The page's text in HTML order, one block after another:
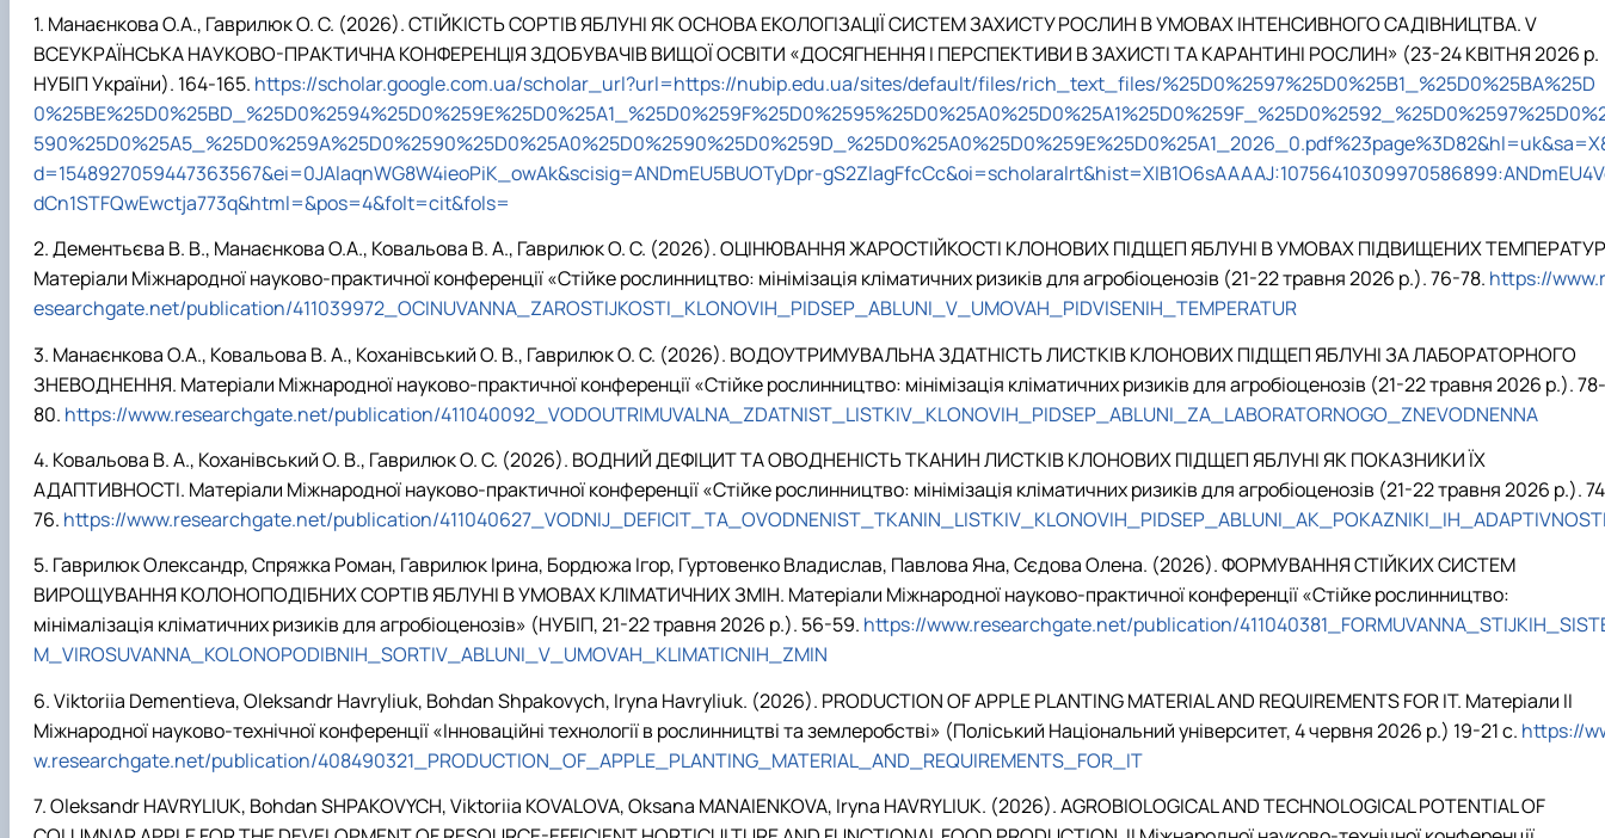
Манаєнкова О.А., Гаврилюк О. С. (2026). СТІЙКІСТЬ СОРТІВ ЯБЛУНІ ЯК ОСНОВА ЕКОЛОГІЗАЦІЇ СИСТЕМ ЗАХИСТУ РОСЛИН В УМОВАХ ІНТЕНСИВНОГО САДІВНИЦТВА. V
ВСЕУКРАЇНСЬКА НАУКОВО-ПРАКТИЧНА КОНФЕРЕНЦІЯ ЗДОБУВАЧІВ ВИЩОЇ ОСВІТИ «ДОСЯГНЕННЯ І ПЕРСПЕКТИВИ В ЗАХИСТІ ТА КАРАНТИНІ РОСЛИН» (23-24 КВІТНЯ 2026 р.
НУБІП України). 164-165. https://scholar.google.com.ua/scholar_url?url=https://nubip.edu.ua/sites/default/files/rich_text_files/%25D0%2597%25D0%25B1_%25D0%25BA%25D
d=1548927059447363567&ei=0JAlaqnWG8W4ieoPiK_owAk&scisig=ANDmEU5BUOTyDpr-
dCn1STFQwEwctja773q&html=&pos=4&folt=cit&fols=
Дементьєва В. В., Манаєнкова О.А., Ковальова В. А., Гаврилюк О. С. (2026). ОЦІНЮВАННЯ ЖАРОСТІЙКОСТІ КЛОНОВИХ ПІДЩЕП ЯБЛУНІ В УМОВАХ ПІДВИЩЕНИХ
Матеріали Міжнародної науково-практичної конференції «Стійке рослинництво: мінімізація кліматичних ризиків для агробіоценозів (21-22 травня 2026 р.). 76-78. https://www.r
esearchgate.net/publication/411039972_OCINUVANNA_ZAROSTIJKOSTI_KLONOVIH_PIDSEP_ABLUNI_V_UMOVAH_PIDVISENIH_TEMPERATUR
Манаєнкова О.А., Ковальова В. А., Коханівський О. В., Гаврилюк О. С. (2026). ВОДОУТРИМУВАЛЬНА ЗДАТНІСТЬ ЛИСТКІВ КЛОНОВИХ ПІДЩЕП ЯБЛУНІ ЗА ЛАБОРАТОРНОГО
ЗНЕВОДНЕННЯ. Матеріали Міжнародної науково-практичної конференції «Стійке рослинництво: мінімізація кліматичних ризиків для агробіоценозів (21-22 травня 2026 р.). 78-
80. https://www.researchgate.net/publication/411040092_VODOUTRIMUVALNA_ZDATNIST_LISTKIV_KLONOVIH_PIDSEP_ABLUNI_ZA_LABORATORNOGO_ZNEVODNENNA
Ковальова В. А., Коханівський О. В., Гаврилюк О. С. (2026). ВОДНИЙ ДЕФІЦИТ ТА ОВОДНЕНІСТЬ ТКАНИН ЛИСТКІВ КЛОНОВИХ ПІДЩЕП ЯБЛУНІ ЯК ПОКАЗНИКИ ЇХ
АДАПТИВНОСТІ. Матеріали Міжнародної науково-практичної конференції «Стійке рослинництво: мінімізація кліматичних ризиків для агробіоценозів (21-22 травня 2026 р.).
76. https://www.researchgate.net/publication/
Гаврилюк Олександр, Спряжка Роман, Гаврилюк Ірина, Бордюжа Ігор, Гуртовенко Владислав, Павлова Яна, Сєдова Олена. (2026). ФОРМУВАННЯ СТІЙКИХ СИСТЕМ
ВИРОЩУВАННЯ КОЛОНОПОДІБНИХ СОРТІВ ЯБЛУНІ В УМОВАХ КЛІМАТИЧНИХ ЗМІН. Матеріали Міжнародної науково-практичної конференції «Стійке рослинництво:
мінімалізація кліматичних ризиків для агробіоценозів» (НУБІП, 21-22 травня 2026 р.). 56-59. https://www.researchgate.net/publication/
M_VIROSUVANNA_KOLONOPODIBNIH_SORTIV_ABLUNI_V_UMOVAH_KLIMATICNIH_ZMIN
Viktoriia Dementieva,Oleksandr Havryliuk, Bohdan Shpakovych, Iryna Havryliuk. (2026). PRODUCTION OF APPLE PLANTING MATERIAL AND REQUIREMENTS FOR IT. Матеріали ІІ
Міжнародної науково-технічної конференції «Інноваційні технології в рослинництві та землеробстві» (Поліський Національний університет, 4 червня 2026 р.) 19-21 с. https://
w.researchgate.net/publication/408490321_PRODUCTION_OF_APPLE_PLANTING_MATERIAL_AND_REQUIREMENTS_FOR_IT
Oleksandr HAVRYLIUK, Bohdan SHPAKOVYCH, Viktoriia KOVALOVA, Oksana MANAIENKOVA, Iryna HAVRYLIUK. (2026). AGROBIOLOGICAL AND TECHNOLOGICAL POTENTIAL OF